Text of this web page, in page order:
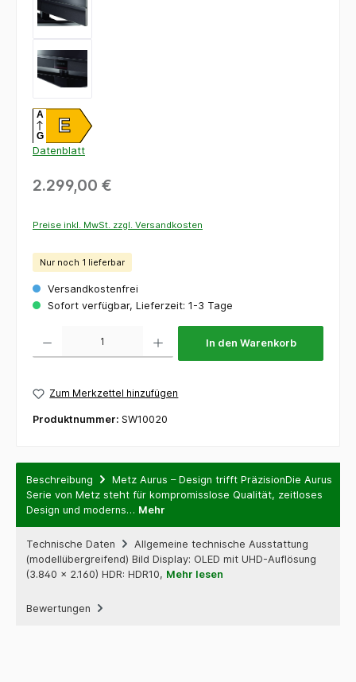
E
A
G
Datenblatt
2.299,00 €
Preise inkl. MwSt. zzgl. Versandkosten
Nur noch 1 lieferbar
Versandkostenfrei
Sofort verfügbar, Lieferzeit: 1-3 Tage
In den Warenkorb
Zum Merkzettel hinzufügen
Produktnummer: SW10020
Beschreibung
Metz Aurus – Design trifft PräzisionDie Aurus
Serie von Metz steht für kompromisslose Qualität, zeitloses
Design und moderns… Mehr
Technische Daten
Allgemeine technische Ausstattung
(modellübergreifend) Bild Display: OLED mit UHD-Auflösung
(3.840 × 2.160) HDR: HDR10, Mehr lesen
Bewertungen